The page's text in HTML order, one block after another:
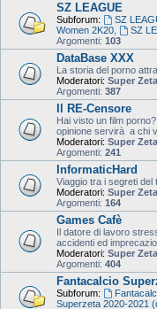
SZ LEAGUE
Subforum: SZ
Women 2K20
SZ
Argomenti: 103
DataBase XXX
La storia del porno
Moderatori: Super Zeta
Argomenti: 387
Il RE-Censore
Hai visto un film
opinione servirà a chi
Moderatori: Super Zeta
Argomenti: 241
InformaticHard
Viaggio tra i segreti del
Moderatori: Super Zeta
Argomenti: 164
Games Cafè
Il datore di lavoro
accidenti ed
Moderatori: Super Zeta
Argomenti: 404
Fantacalcio
Subforum:
Superzeta 2020-2021